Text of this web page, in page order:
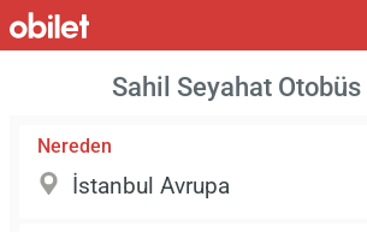
Sahil Seyahat
Nereden